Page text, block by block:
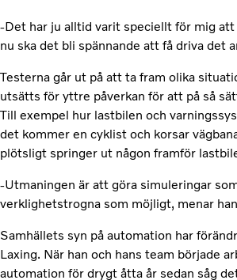
-Det har ju alltid varit speciellt för mig
nu ska det bli spännande att få driva det
Testerna går ut på att ta fram olika
utsätts för yttre påverkan för att på så
Till exempel hur lastbilen och
det kommer en cyklist och korsar
plötsligt springer ut någon framför
-Utmaningen är att göra simuleringar
verklighetstrogna som möjligt, menar
Samhällets syn på automation har
Laxing. När han och hans team började
automation för drygt åtta år sedan såg